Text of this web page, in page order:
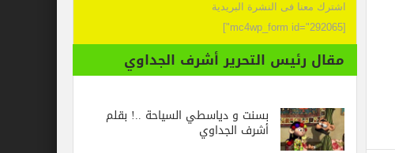
اشترك معنا فى النشرة البريدية
مقال رئيس التحرير أشرف الجداوي
بسنت و دياسطي السياحة ..! بقلم
أشرف الجداوي